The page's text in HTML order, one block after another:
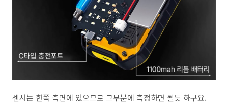
센서는 한쪽 측면에 있으므로 그부분에 측정하면 될듯 하구요.